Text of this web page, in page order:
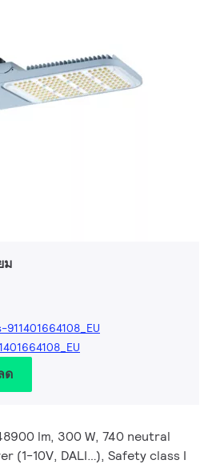
ม
ด
lm, 300 W, 740 neutral
(1-10V, DALI…), Safety class I